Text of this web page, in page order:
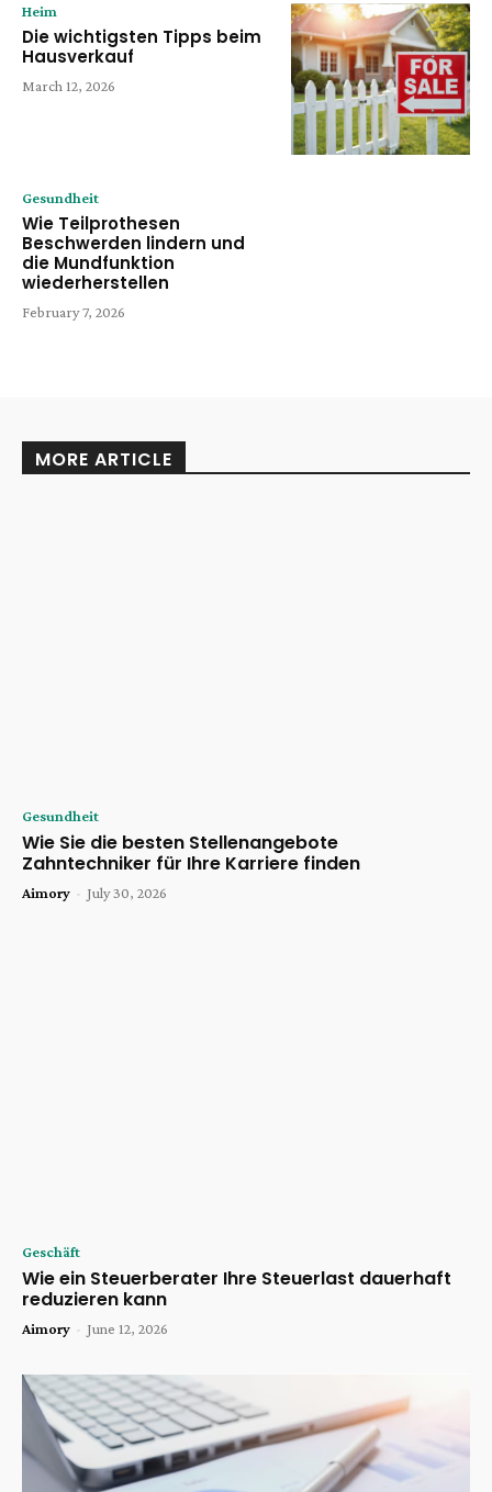
Heim
Die wichtigsten Tipps beim
Hausverkauf
March 12, 2026
Gesundheit
Wie Teilprothesen
Beschwerden lindern und
die Mundfunktion
wiederherstellen
February 7, 2026
MORE ARTICLE
Gesundheit
Wie Sie die besten Stellenangebote
Zahntechniker für Ihre Karriere finden
Aimory - July 30, 2026
Geschäft
Wie ein Steuerberater Ihre Steuerlast dauerhaft
reduzieren kann
Aimory - June 12, 2026